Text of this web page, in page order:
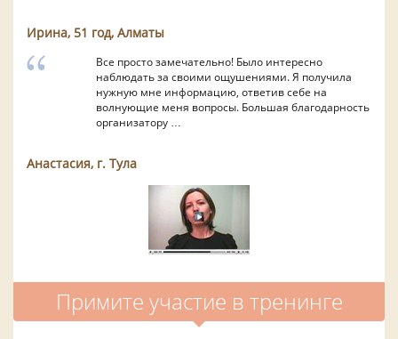
Ирина, 51 год, Алматы
Все просто замечательно! Было интересно
наблюдать за своими ощушениями. Я получила
нужную мне информацию, ответив себе на
волнующие меня вопросы. Большая благодарность
организатору …
Анастасия, г. Тула
Примите участие в тренинге